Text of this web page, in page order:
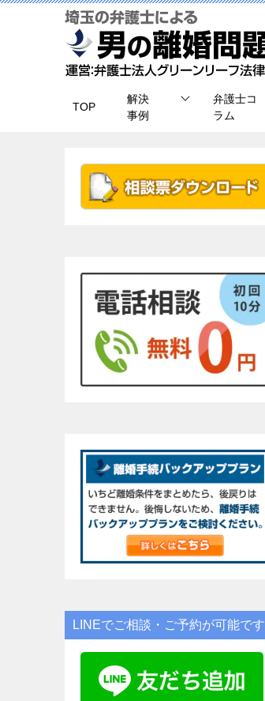
TOP
解決
事例
弁護士コ
ラム
LINEでご相談・ご予約が可能です